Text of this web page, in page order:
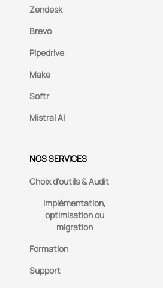
Zendesk
Brevo
Pipedrive
Make
Softr
Mistral AI
NOS SERVICES
Choix d'outils & Audit
Implémentation,
optimisation ou
migration
Formation
Support